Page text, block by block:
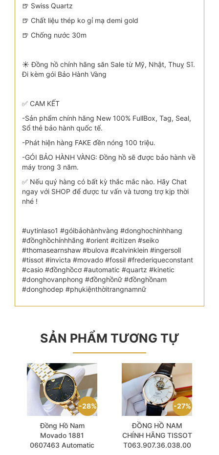
🍺 Swiss Quartz
🍺 Chất liệu thép ko gỉ mạ demi gold
🍺 Chống nước 30m
☀️ Đồng hồ chính hãng săn Sale từ Mỹ, Nhật, Thuỵ Sĩ.
Đi kèm gói Bảo Hành Vàng
✅ CAM KẾT
-Sản phẩm chính hãng New 100% FullBox, Tag, Seal,
Sổ thẻ bảo hành quốc tế.
-Phát hiện hàng FAKE đền nóng 100 triệu.
-GÓI BẢO HÀNH VÀNG: Đồng hồ sẽ được bảo hành về
máy trong 3 năm.
✅ Nếu quý hàng có bất kỳ thắc mắc nào. Hãy Chat
ngay với SHOP để được tư vấn và tương trợ kịp thời
nhé !
#uytinlaso1 #góibảohànhvàng #donghochinhhang
#đồnghồchínhhãng #orient #citizen #seiko
#thomasearnshaw #bulova #calvinklein #ingersoll
#tissot #invicta #movado #fossil #frederiqueconstant
#casio #đồnghồcơ #automatic #quartz #kinetic
#donghovanphong #đồnghồnữ #đồnghồnam
#donghodep #phụkiệnthờitrangnamnữ
SẢN PHẨM TƯƠNG TỰ
28%
Đồng Hồ Nam
Movado 1881
0607463 Automatic
27%
ĐỒNG HỒ NAM
CHÍNH HÃNG TISSOT
T063.907.36.038.00